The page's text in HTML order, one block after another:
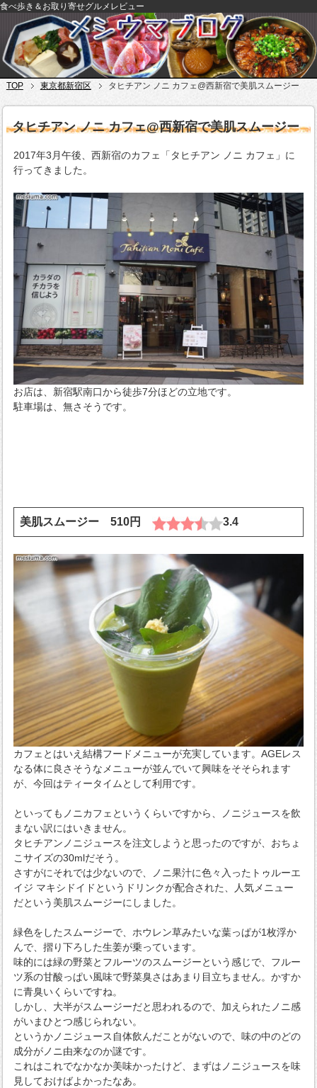
食べ歩き＆お取り寄せグルメレビュー
TOP 東京都新宿区 タヒチアン ノニ カフェ@西新宿で美肌スムージー
タヒチアン ノニ カフェ@西新宿で美肌スムージー
2017年3月午後、西新宿のカフェ「タヒチアン ノニ カフェ」に
行ってきました。
お店は、新宿駅南口から徒歩7分ほどの立地です。
駐車場は、無さそうです。
美肌スムージー 510円 3.4
カフェとはいえ結構フードメニューが充実しています。AGEレス
なる体に良さそうなメニューが並んでいて興味をそそられます
が、今回はティータイムとして利用です。
といってもノニカフェというくらいですから、ノニジュースを飲
まない訳にはいきません。
タヒチアンノニジュースを注文しようと思ったのですが、おちょ
こサイズの30mlだそう。
さすがにそれでは少ないので、ノニ果汁に色々入ったトゥルーエ
イジ マキシドイドというドリンクが配合された、人気メニュー
だという美肌スムージーにしました。
緑色をしたスムージーで、ホウレン草みたいな葉っぱが1枚浮か
んで、摺り下ろした生姜が乗っています。
味的には緑の野菜とフルーツのスムージーという感じで、フルー
ツ系の甘酸っぱい風味で野菜臭さはあまり目立ちません。かすか
に青臭いくらいですね。
しかし、大半がスムージーだと思われるので、加えられたノニ感
がいまひとつ感じられない。
というかノニジュース自体飲んだことがないので、味の中のどの
成分がノニ由来なのか謎です。
これはこれでなかなか美味かったけど、まずはノニジュースを味
見しておけばよかったなあ。